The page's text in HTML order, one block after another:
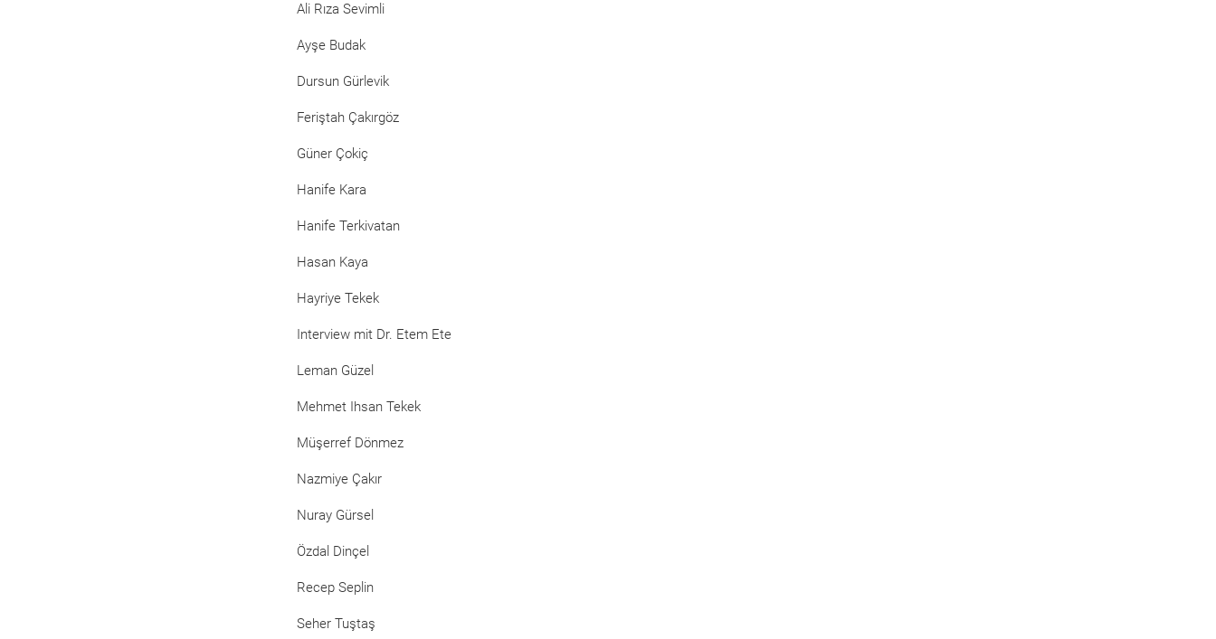
Ali Rıza Sevimli
Ayşe Budak
Dursun Gürlevik
Feriştah Çakırgöz
Güner Çokiç
Hanife Kara
Hanife Terkivatan
Hasan Kaya
Hayriye Tekek
Interview mit Dr. Etem Ete
Leman Güzel
Mehmet Ihsan Tekek
Müşerref Dönmez
Nazmiye Çakır
Nuray Gürsel
Özdal Dinçel
Recep Seplin
Seher Tuştaş